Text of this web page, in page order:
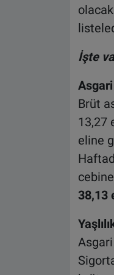
İşte
Brüt
13,27
eline
38,13
Asgari